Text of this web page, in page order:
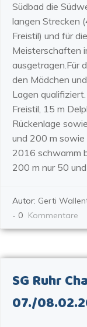
Südbad die
langen Strecken
Freistil) und für
Meisterschaften
ausgetragen.Für
den Mädchen
Lagen
Freistil, 15 m
Rückenlage
und 200 m sowie
2016 schwamm
200 m nur 50
Autor: Gerti
- 0 Kommentare
SG Ruhr
07./